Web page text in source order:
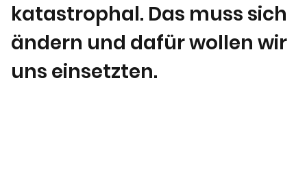
katastrophal. Das muss sich
ändern und dafür wollen wir
uns einsetzten.